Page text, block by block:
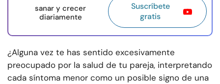
sanar y crecer
diariamente
Suscríbete
gratis
¿Alguna vez te has sentido excesivamente
preocupado por la salud de tu pareja, interpretando
cada síntoma menor como un posible signo de una